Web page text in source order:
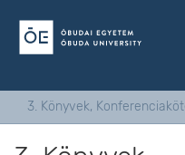
3. Könyvek,